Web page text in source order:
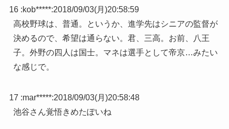
16 :kob*****:2018/09/03(月)20:58:59
高校野球は、普通。というか、進学先はシニアの監督が
決めるので、希望は通らない。君、三高。お前、八王
子。外野の四人は国士。マネは選手として帝京…みたい
な感じで。
17 :mar*****:2018/09/03(月)20:58:48
池谷さん覚悟きめたぽいね